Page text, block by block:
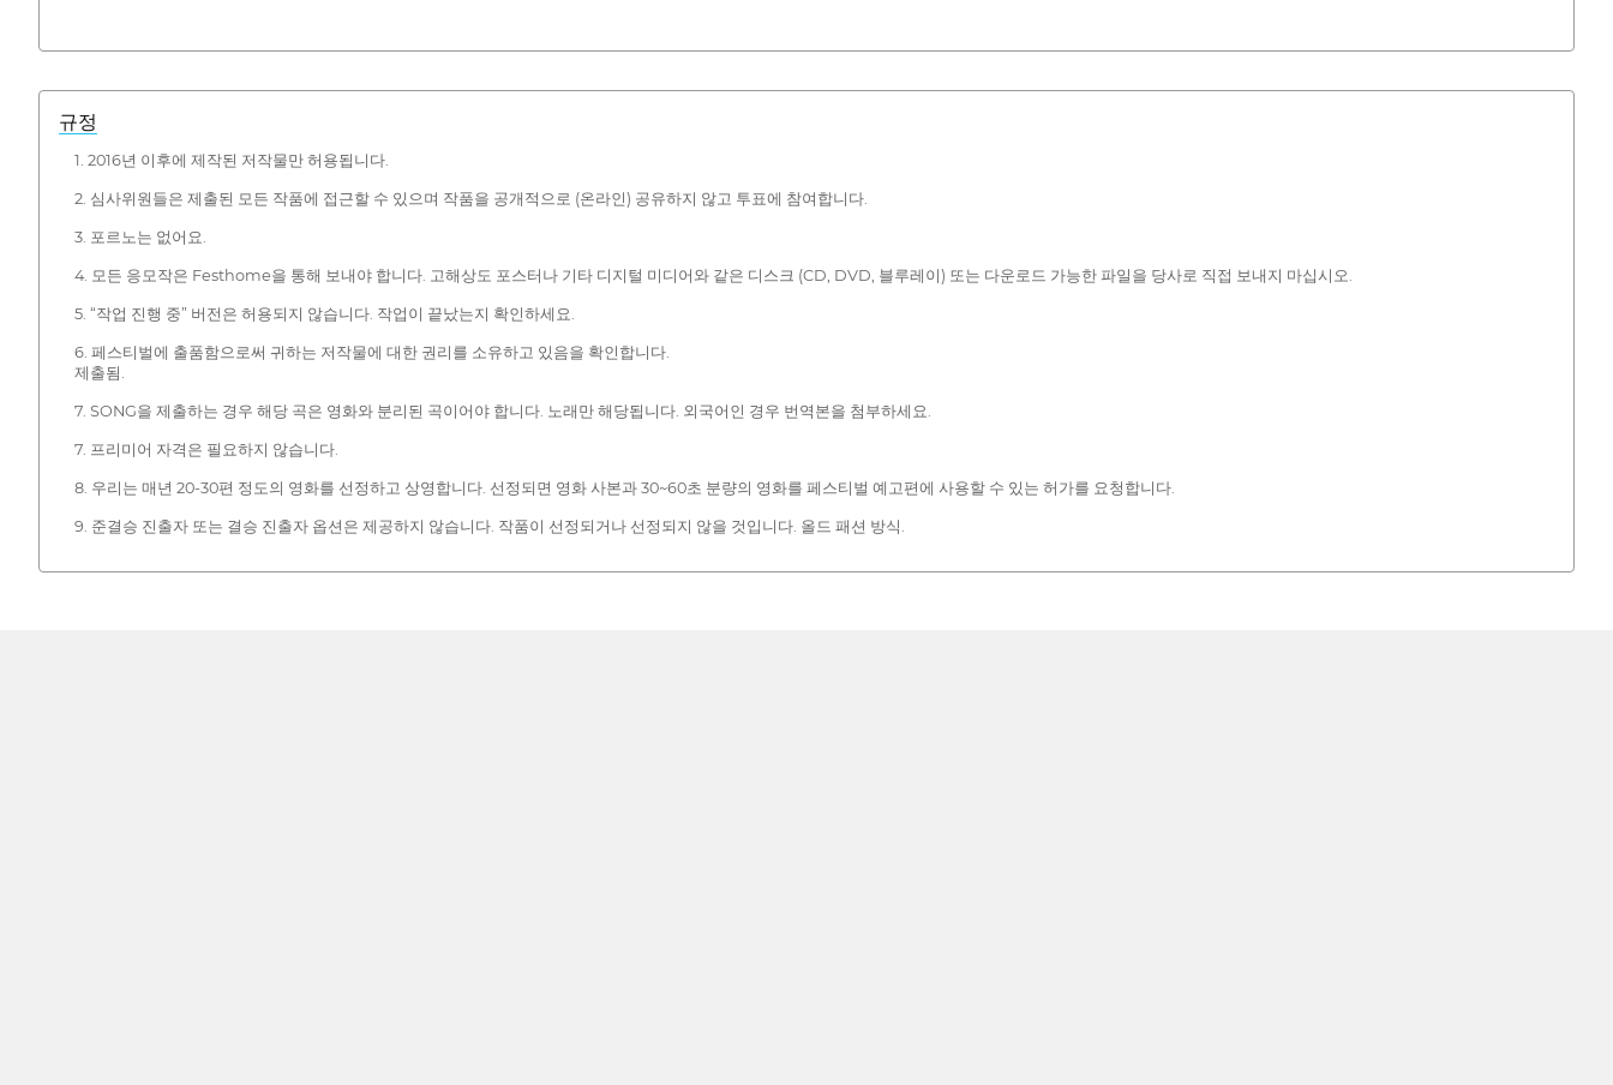
규정
1. 2016년 이후에 제작된 저작물만 허용됩니다.
2. 심사위원들은 제출된 모든 작품에 접근할 수 있으며 작품을 공개적으로 (온라인) 공유하지 않고 투표에 참여합니다.
3. 포르노는 없어요.
4. 모든 응모작은 Festhome을 통해 보내야 합니다. 고해상도 포스터나 기타 디지털 미디어와 같은 디스크 (CD, DVD, 블루레이) 또는 다운로드 가능한 파일을 당사로 직접 보내지 마십시오.
5. “작업 진행 중” 버전은 허용되지 않습니다. 작업이 끝났는지 확인하세요.
6. 페스티벌에 출품함으로써 귀하는 저작물에 대한 권리를 소유하고 있음을 확인합니다.
제출됨.
7. SONG을 제출하는 경우 해당 곡은 영화와 분리된 곡이어야 합니다. 노래만 해당됩니다. 외국어인 경우 번역본을 첨부하세요.
7. 프리미어 자격은 필요하지 않습니다.
8. 우리는 매년 20-30편 정도의 영화를 선정하고 상영합니다. 선정되면 영화 사본과 30~60초 분량의 영화를 페스티벌 예고편에 사용할 수 있는 허가를 요청합니다.
9. 준결승 진출자 또는 결승 진출자 옵션은 제공하지 않습니다. 작품이 선정되거나 선정되지 않을 것입니다. 올드 패션 방식.